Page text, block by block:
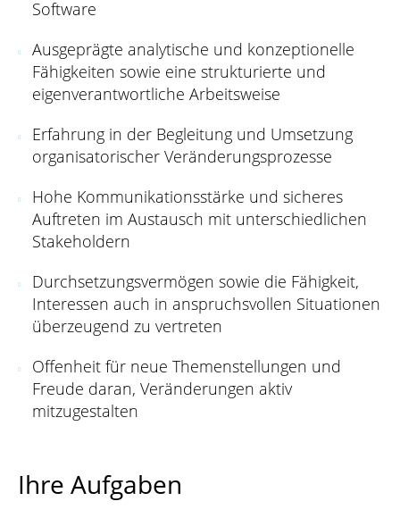
Software
Ausgeprägte analytische und konzeptionelle
Fähigkeiten sowie eine strukturierte und
eigenverantwortliche Arbeitsweise
Erfahrung in der Begleitung und Umsetzung
organisatorischer Veränderungsprozesse
Hohe Kommunikationsstärke und sicheres
Auftreten im Austausch mit unterschiedlichen
Stakeholdern
Durchsetzungsvermögen sowie die Fähigkeit,
Interessen auch in anspruchsvollen Situationen
überzeugend zu vertreten
Offenheit für neue Themenstellungen und
Freude daran, Veränderungen aktiv
mitzugestalten
Ihre Aufgaben